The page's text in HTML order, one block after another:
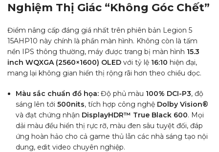
Nghiệm Thị Giác “Không Góc Chết”
Điểm nâng cấp đáng giá nhất trên phiên bản Legion 5
15AHP10 này chính là phần màn hình. Không còn là tấm
nền IPS thông thường, máy được trang bị màn hình 15.3
inch WQXGA (2560×1600) OLED với tỷ lệ 16:10 hiện đại,
mang lại không gian hiển thị rộng rãi hơn theo chiều dọc.
Màu sắc chuẩn đồ họa: Độ phủ màu 100% DCI-P3, độ
sáng lên tới 500nits, tích hợp công nghệ Dolby Vision®
và đạt chứng nhận DisplayHDR™ True Black 600. Mọi
dải màu đều hiển thị rực rỡ, màu đen sâu tuyệt đối, đáp
ứng hoàn hảo cho cả game thủ lẫn các nhà sáng tạo nội
dung, edit video chuyên nghiệp.